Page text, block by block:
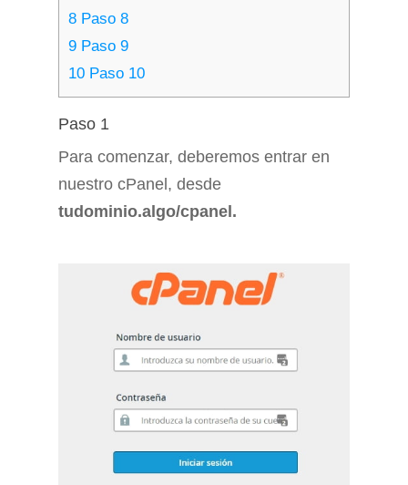
8 Paso 8
9 Paso 9
10 Paso 10
Paso 1
Para comenzar, deberemos entrar en
nuestro cPanel, desde
tudominio.algo/cpanel.